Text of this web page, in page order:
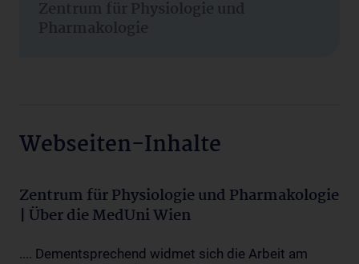
Zentrum für Physiologie und
Pharmakologie
Webseiten-Inhalte
Zentrum für Physiologie und Pharmakologie
| Über die MedUni Wien
.... Dementsprechend widmet sich die Arbeit am